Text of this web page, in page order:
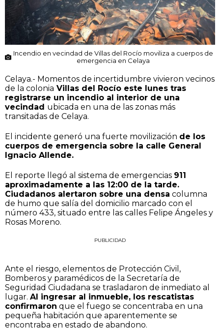
Incendio en vecindad de Villas del Rocío moviliza a cuerpos de
emergencia en Celaya
Celaya.- Momentos de incertidumbre vivieron vecinos
de la colonia Villas del Rocío este lunes tras
registrarse un incendio al interior de una
vecindad ubicada en una de las zonas más
transitadas de Celaya.
El incidente generó una fuerte movilización de los
cuerpos de emergencia sobre la calle General
Ignacio Allende.
El reporte llegó al sistema de emergencias 911
aproximadamente a las 12:00 de la tarde.
Ciudadanos alertaron sobre una densa columna
de humo que salía del domicilio marcado con el
número 433, situado entre las calles Felipe Ángeles y
Rosas Moreno.
PUBLICIDAD
Ante el riesgo, elementos de Protección Civil,
Bomberos y paramédicos de la Secretaría de
Seguridad Ciudadana se trasladaron de inmediato al
lugar. Al ingresar al inmueble, los rescatistas
confirmaron que el fuego se concentraba en una
pequeña habitación que aparentemente se
encontraba en estado de abandono.